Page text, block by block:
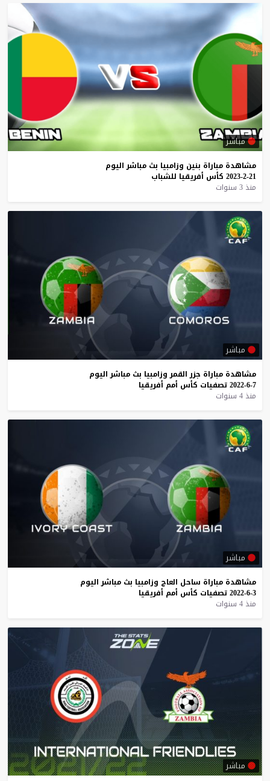
مباشر
مشاهدة مباراة بنين وزامبيا بث مباشر اليوم
21-2-2023
كأس أفريقيا للشباب
منذ 3 سنوات
مباشر
مشاهدة مباراة جزر القمر وزامبيا بث مباشر اليوم
7-6-2022
تصفيات كأس أمم أفريقيا
منذ 4 سنوات
مباشر
مشاهدة مباراة ساحل العاج وزامبيا بث مباشر اليوم
3-6-2022
تصفيات كأس أمم أفريقيا
منذ 4 سنوات
مباشر